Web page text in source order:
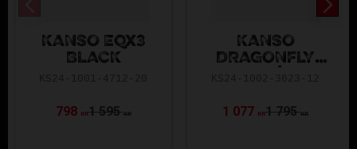
KANSO EQx3
BLACK
798 KR1 595 KR
KANSO
DRAGONFLY
1 077 KR1 795 KR